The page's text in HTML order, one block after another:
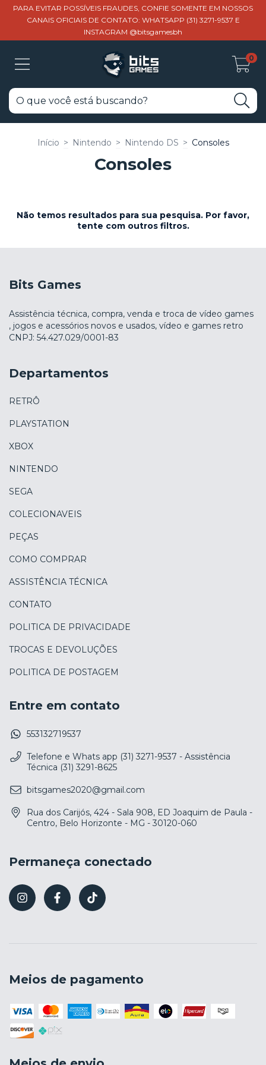
PARA EVITAR POSSÍVEIS FRAUDES, CONFIE SOMENTE EM NOSSOS
CANAIS OFICIAIS DE CONTATO: WHATSAPP (31) 3271-9537 E
INSTAGRAM @bitsgamesbh
0
Início > Nintendo > Nintendo DS > Consoles
Consoles
Não temos resultados para sua pesquisa. Por favor,
tente com outros filtros.
Bits Games
Assistência técnica, compra, venda e troca de vídeo games
, jogos e acessórios novos e usados, vídeo e games retro
CNPJ: 54.427.029/0001-83
Departamentos
RETRÔ
PLAYSTATION
XBOX
NINTENDO
SEGA
COLECIONAVEIS
PEÇAS
COMO COMPRAR
ASSISTÊNCIA TÉCNICA
CONTATO
POLITICA DE PRIVACIDADE
TROCAS E DEVOLUÇÕES
POLITICA DE POSTAGEM
Entre em contato
553132719537
Telefone e Whats app (31) 3271-9537 - Assistência
Técnica (31) 3291-8625
bitsgames2020@gmail.com
Rua dos Carijós, 424 - Sala 908, ED Joaquim de Paula -
Centro, Belo Horizonte - MG - 30120-060
Permaneça conectado
Meios de pagamento